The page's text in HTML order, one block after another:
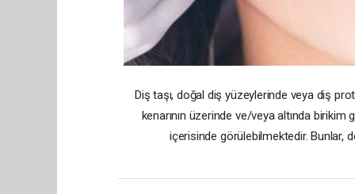
Diş taşı, doğal diş yüzeylerinde veya diş
kenarının üzerinde ve/veya altında birikim
içerisinde görülebilmektedir. Bunlar,